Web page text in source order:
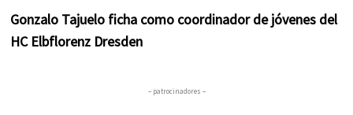
Gonzalo Tajuelo ficha como coordinador de jóvenes del
HC Elbflorenz Dresden
– patrocinadores –